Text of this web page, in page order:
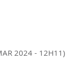
2024 - 12H11)